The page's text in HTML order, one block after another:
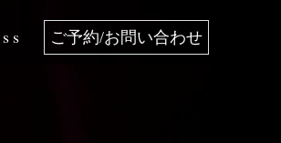
ご予約/お問い合わせ